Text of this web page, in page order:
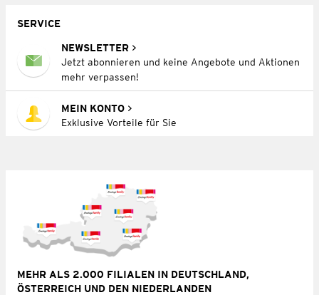
SERVICE
NEWSLETTER
Jetzt abonnieren und keine Angebote und Aktionen
mehr verpassen!
MEIN KONTO
Exklusive Vorteile für Sie
MEHR ALS 2.000 FILIALEN IN DEUTSCHLAND,
ÖSTERREICH UND DEN NIEDERLANDEN